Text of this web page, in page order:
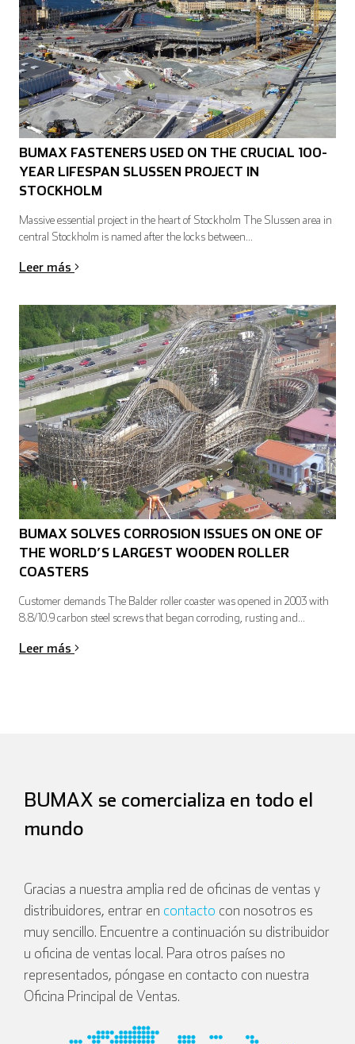
English Deutsch
Español
BUMAX FASTENERS USED ON THE CRUCIAL 100-
YEAR LIFESPAN SLUSSEN PROJECT IN
STOCKHOLM
Massive essential project in the heart of Stockholm The Slussen area in
central Stockholm is named after the locks between...
Leer más
BUMAX SOLVES CORROSION ISSUES ON ONE OF
THE WORLD’S LARGEST WOODEN ROLLER
COASTERS
Customer demands The Balder roller coaster was opened in 2003 with
8.8/10.9 carbon steel screws that began corroding, rusting and...
Leer más
BUMAX se comercializa en todo el
mundo
Gracias a nuestra amplia red de oficinas de ventas y
distribuidores, entrar en contacto con nosotros es
muy sencillo. Encuentre a continuación su distribuidor
u oficina de ventas local. Para otros países no
representados, póngase en contacto con nuestra
Oficina Principal de Ventas.